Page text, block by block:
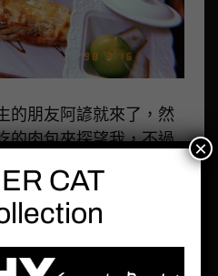
的朋友阿諺就來了，然
的肉包來探望我，不過
，反而唸他怎麼不買粥
，雙人病房內只有我這
個肆無忌憚的談天起
CAT
×